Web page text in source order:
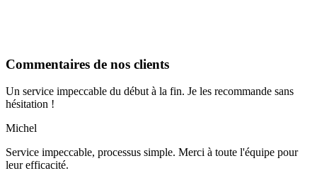
Commentaires de nos clients
Un service impeccable du début à la fin. Je les recommande sans
hésitation !
Michel
Service impeccable, processus simple. Merci à toute l'équipe pour
leur efficacité.